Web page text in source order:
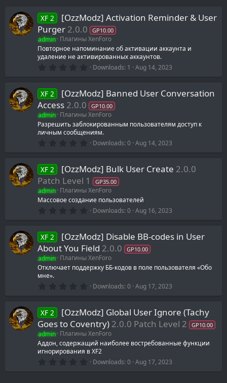
XF 2
[OzzModz] Activation Reminder & User
Purger 2.0.0 GP10.00
admin Плагины XenForo
Повторное напоминание об активации аккаунта и
удаление не активированных аккаунтов.
0
s
t
a
r
(
s
)
Downloads 1 Aug 14, 2023
XF 2
[OzzModz] Banned User Conversation
Access 2.0.0 GP10.00
admin Плагины XenForo
Разрешить заблокированным пользователям доступ к
личным сообщениям.
0
s
t
a
r
(
Downloads 0 Aug 14, 2023
XF 2 [OzzModz] Bulk User Create 2.0.0
Patch Level 1
GP35.00
admin Плагины XenForo
Массовое создание пользователей
0
s
t
a
r
(
s
Downloads 0 Aug 16, 2023
XF 2
[OzzModz] Disable BB-codes in User
About You Field 2.0.0 GP10.00
admin Плагины XenForo
Отключает поддержку ББ-кодов в поле пользователя «Обо
мне».
0
s
t
a
r
(
s
)
Downloads 0 Aug 17, 2023
XF 2
[OzzModz] Global User Ignore (Tachy
Goes to Coventry) 2.0.0 Patch Level 2 GP10.00
admin Плагины XenForo
Аддон, содержащий наиболее востребованные функции
игнорирования в XF2
0 Downloads 0 Aug 17, 2023